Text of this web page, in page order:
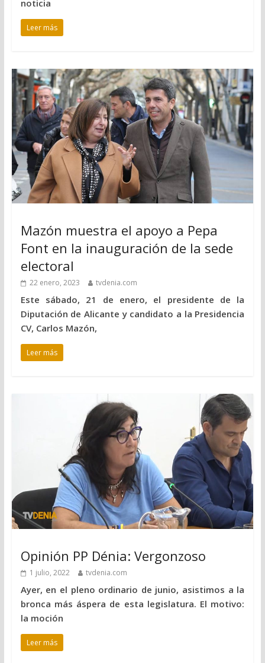
noticia
Leer más
Mazón muestra el apoyo a Pepa
Font en la inauguración de la sede
electoral
22 enero, 2023 tvdenia.com
Este sábado, 21 de enero, el presidente de la
Diputación de Alicante y candidato a la Presidencia
CV, Carlos Mazón,
Leer más
Opinión PP Dénia: Vergonzoso
1 julio, 2022 tvdenia.com
Ayer, en el pleno ordinario de junio, asistimos a la
bronca más áspera de esta legislatura. El motivo:
la moción
Leer más